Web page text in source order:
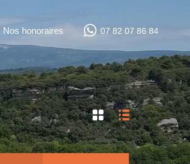
Nos honoraires 07 82 07 86 84